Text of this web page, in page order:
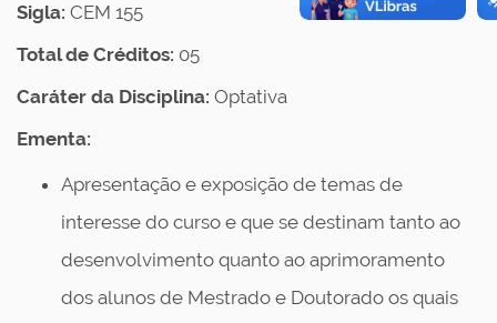
Sigla: CEM 155
Total de Créditos: 05
Caráter da Disciplina: Optativa
Ementa:
Apresentação e exposição de temas de
interesse do curso e que se destinam tanto ao
desenvolvimento quanto ao aprimoramento
dos alunos de Mestrado e Doutorado os quais